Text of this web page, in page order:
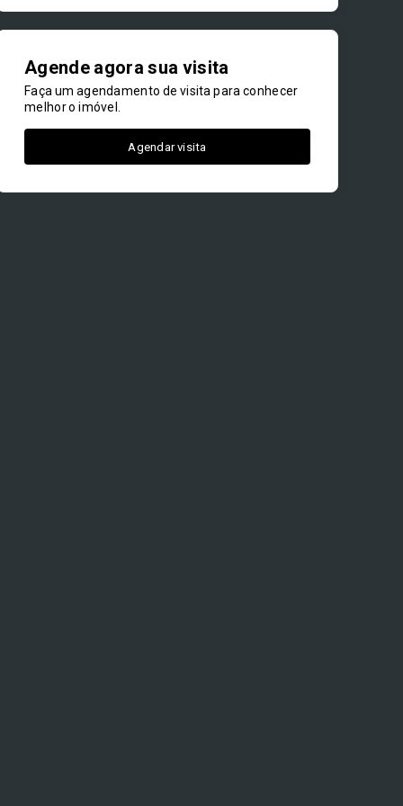
Agende agora sua visita
Faça um agendamento de visita para conhecer
melhor o imóvel.
Agendar visita